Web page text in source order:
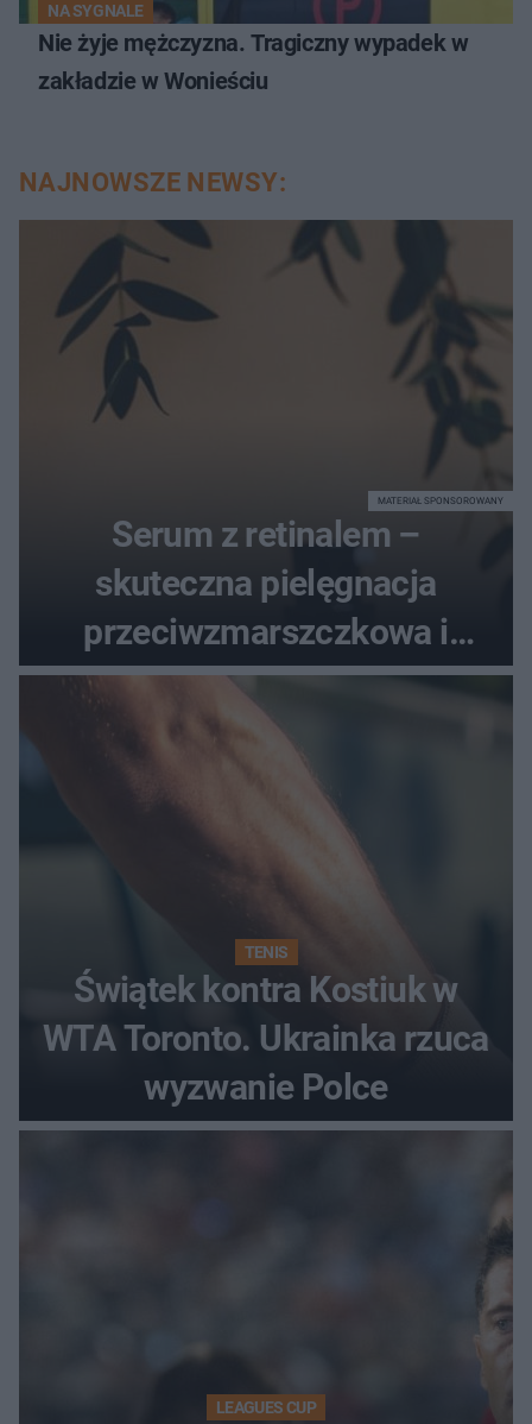
NA SYGNALE
Nie żyje mężczyzna. Tragiczny wypadek w
zakładzie w Wonieściu
NAJNOWSZE NEWSY:
Serum z retinalem –
skuteczna pielęgnacja
przeciwzmarszczkowa i
regenerująca
MATERIAŁ SPONSOROWANY
TENIS
Świątek kontra Kostiuk w
WTA Toronto. Ukrainka rzuca
wyzwanie Polce
LEAGUES CUP